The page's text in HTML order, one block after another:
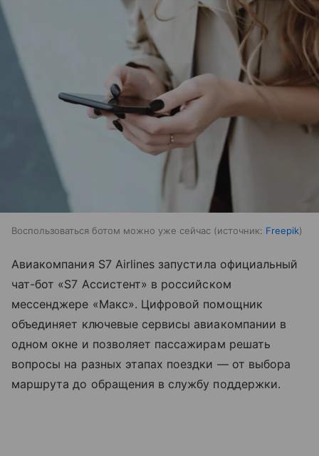
Воспользоваться ботом можно уже сейчас источник: Freepik
Авиакомпания S7 Airlines запустила официальный
чат-бот «S7 Ассистент» в российском
мессенджере «Макс». Цифровой помощник
объединяет ключевые сервисы авиакомпании в
одном окне и позволяет пассажирам решать
вопросы на разных этапах поездки — от выбора
маршрута до обращения в службу поддержки.